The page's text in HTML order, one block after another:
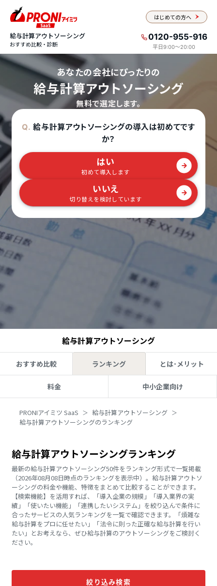
はじめての方へ
給与計算アウトソーシング
おすすめ比較・診断
0120-955-916
平日9:00〜20:00
あなたの会社にぴったりの
給与計算アウトソーシング
無料で選定します。
Q. 給与計算アウトソーシングの導入は初めてです
か？
はい
初めて導入します
いいえ
切り替えを検討しています
給与計算アウトソーシング
おすすめ比較 ランキング とは･メリット
料金 中小企業向け
PRONIアイミツ SaaS
給与計算アウトソーシング
給与計算アウトソーシングのランキング
給与計算アウトソーシングランキング
最新の給与計算アウトソーシング50件をランキング形式で一覧掲載
（2026年08月08日時点のランキングを表示中）。給与計算アウトソ
ーシングの料金や機能、特徴をまとめて比較することができます。
【検索機能】を活用すれば、「導入企業の規模」「導入業界の実
績」「使いたい機能」「連携したいシステム」を絞り込んで条件に
合ったサービスの人気ランキングを一覧で確認できます。「煩雑な
給与計算をプロに任せたい」「法令に則った正確な給与計算を行い
たい」とお考えなら、ぜひ給与計算のアウトソーシングをご検討く
ださい。
絞り込み検索